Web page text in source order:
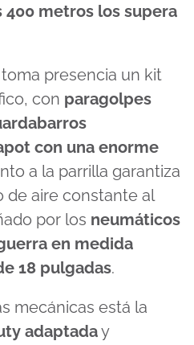
metros los supera
presencia un kit
con paragolpes
con una enorme
a la parrilla garantiza
de aire constante al
por los neumáticos
en medida
18 pulgadas.
mecánicas está la
adaptaday